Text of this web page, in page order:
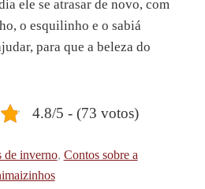
ele se atrasar de novo, com
o esquilinho e o sabiá
para que a beleza do
4.8/5 - (73 votos)
de inverno, Contos sobre a